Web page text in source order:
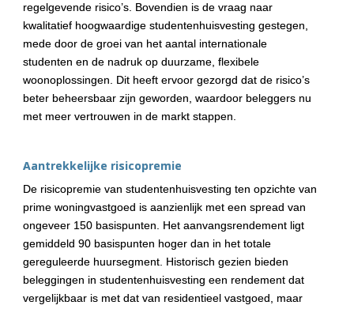
regelgevende risico’s. Bovendien is de vraag naar
kwalitatief hoogwaardige studentenhuisvesting gestegen,
mede door de groei van het aantal internationale
studenten en de nadruk op duurzame, flexibele
woonoplossingen. Dit heeft ervoor gezorgd dat de risico’s
beter beheersbaar zijn geworden, waardoor beleggers nu
met meer vertrouwen in de markt stappen.
Aantrekkelijke risicopremie
De risicopremie van studentenhuisvesting ten opzichte van
prime woningvastgoed is aanzienlijk met een spread van
ongeveer 150 basispunten. Het aanvangsrendement ligt
gemiddeld 90 basispunten hoger dan in het totale
gereguleerde huursegment. Historisch gezien bieden
beleggingen in studentenhuisvesting een rendement dat
vergelijkbaar is met dat van residentieel vastgoed, maar